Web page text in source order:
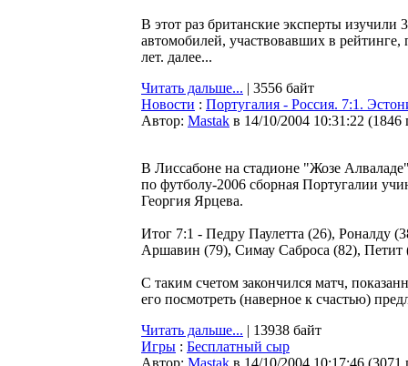
В этот раз британские эксперты
автомобилей, участвовавших в
лет. далее...
Читать дальше... | 3556 байт
Новости : Португалия - Россия. 7:1.
Автор: Мastak в 14/10/2004 10:31:22 (1846
В Лиссабоне на стадионе "Жозе
по футболу-2006 сборная Португалии
Георгия Ярцева.
Итог 7:1 - Педру Паулетта (26), Роналду
Аршавин (79), Симау Саброса (82), Петит
С таким счетом закончился матч,
его посмотреть (наверное к счастью)
Читать дальше... | 13938 байт
Игры : Бесплатный сыр
Автор: Мastak в 14/10/2004 10:17:46 (3071